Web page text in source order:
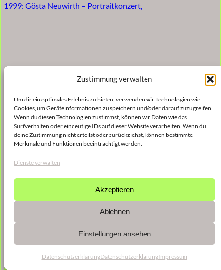
Zustimmung verwalten
Um dir ein optimales Erlebnis zu bieten, verwenden wir Technologien wie
Cookies, um Geräteinformationen zu speichern und/oder darauf zuzugreifen.
Wenn du diesen Technologien zustimmst, können wir Daten wie das
Surfverhalten oder eindeutige IDs auf dieser Website verarbeiten. Wenn du
deine Zustimmung nicht erteilst oder zurückziehst, können bestimmte
Merkmale und Funktionen beeinträchtigt werden.
Dienste verwalten
Akzeptieren
Ablehnen
Einstellungen ansehen
DatenschutzerklärungDatenschutzerklärungImpressum
1999: Gösta Neuwirth – Portraitkonzert,